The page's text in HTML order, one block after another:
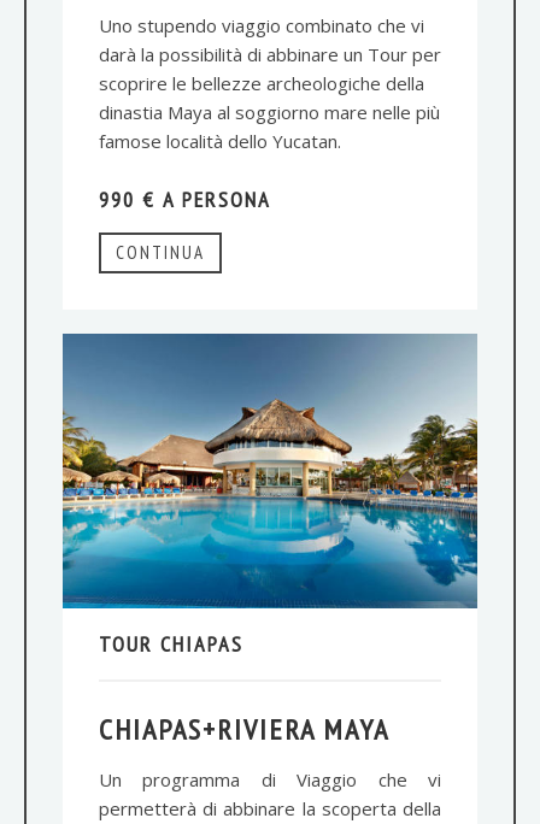
Uno stupendo viaggio combinato che vi
darà la possibilità di abbinare un Tour per
scoprire le bellezze archeologiche della
dinastia Maya al soggiorno mare nelle più
famose località dello Yucatan.
990 € A PERSONA
CONTINUA
TOUR CHIAPAS
CHIAPAS+RIVIERA MAYA
Un programma di Viaggio che vi
permetterà di abbinare la scoperta della